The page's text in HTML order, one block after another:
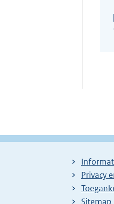
Privacy
Sitemap